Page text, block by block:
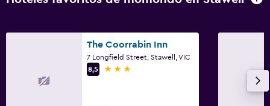
The Coorrabin Inn
7 Longfield Street, Stawell, VIC
8,5
3 estrellas